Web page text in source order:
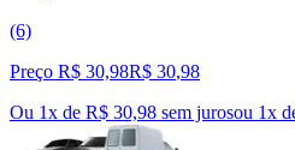
(6)
Preço R$ 30,98R$ 30,98
Ou 1x de R$ 30,98 sem jurosou 1x